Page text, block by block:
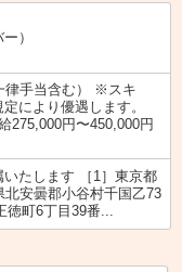
）
律手当含む） ※スキ
により優遇します。
275,000円〜450,000円
たします ［1］東京都
北安曇郡小谷村千国乙73
徳町6丁目39番...